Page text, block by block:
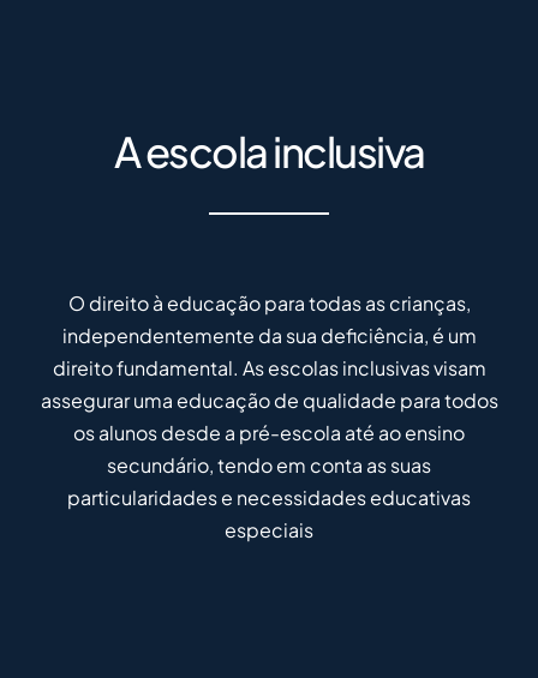
A escola inclusiva
O direito à educação para todas as crianças,
independentemente da sua deficiência, é um
direito fundamental. As escolas inclusivas visam
assegurar uma educação de qualidade para todos
os alunos desde a pré-escola até ao ensino
secundário, tendo em conta as suas
particularidades e necessidades educativas
especiais